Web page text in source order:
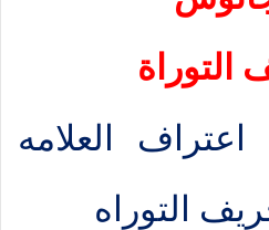
التوراة
العلامه
التوراه